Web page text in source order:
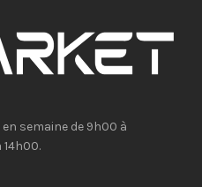
semaine de 9h00 à